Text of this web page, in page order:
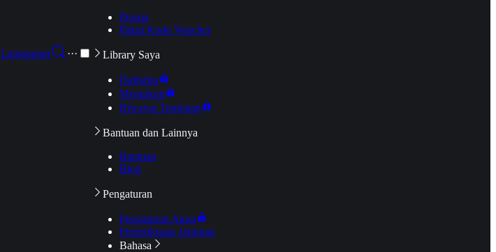
Langganan
···
Promo
Pakai Kode Voucher
Library Saya
Daftarku
Mengikuti
Riwayat Tontonan
Bantuan dan Lainnya
Bantuan
Blog
Pengaturan
Pengaturan Akun
Pemeriksaan Jaringan
Bahasa